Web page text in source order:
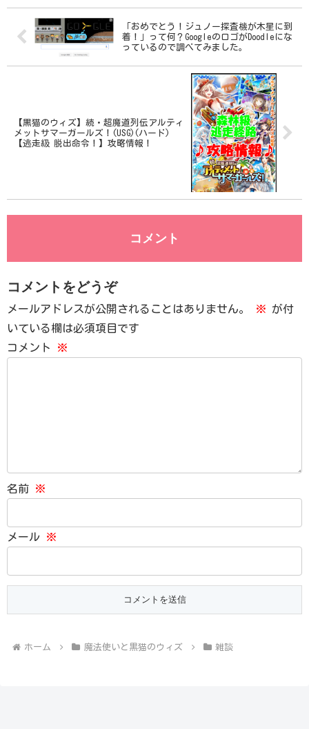
「おめでとう！ジュノー探査機が木星に到
着！」って何？GoogleのロゴがDoodleにな
っているので調べてみました。
【黒猫のウィズ】続・超魔道列伝アルティ
メットサマーガールズ！(USG)(ハード)
【逃走級 脱出命令！】攻略情報！
コメント
コメントをどうぞ
メールアドレスが公開されることはありません。 ※ が付
いている欄は必須項目です
コメント
※
名前 ※
メール ※
ホーム 魔法使いと黒猫のウィズ 雑談